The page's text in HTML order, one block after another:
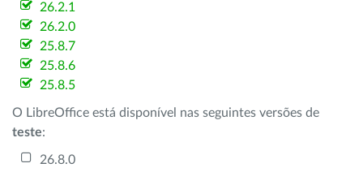
26.2.1
26.2.0
25.8.7
25.8.6
25.8.5
O LibreOffice está disponível nas seguintes versões de
teste:
26.8.0